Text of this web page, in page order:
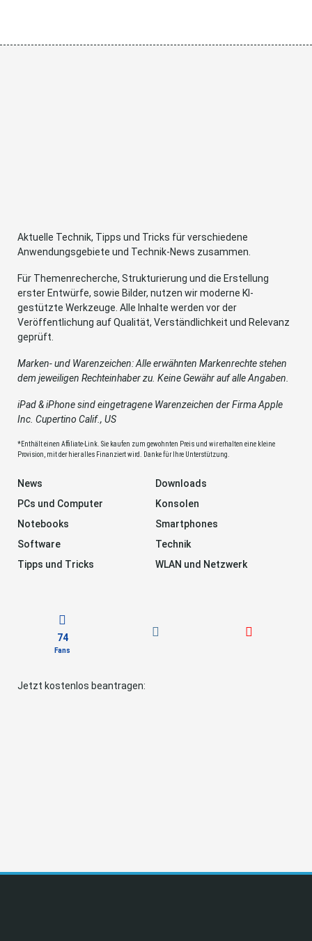
Aktuelle Technik, Tipps und Tricks für verschiedene
Anwendungsgebiete und Technik-News zusammen.
Für Themenrecherche, Strukturierung und die Erstellung
erster Entwürfe, sowie Bilder, nutzen wir moderne KI-
gestützte Werkzeuge. Alle Inhalte werden vor der
Veröffentlichung auf Qualität, Verständlichkeit und Relevanz
geprüft.
Marken- und Warenzeichen: Alle erwähnten Markenrechte stehen
dem jeweiligen Rechteinhaber zu. Keine Gewähr auf alle Angaben.
iPad & iPhone sind eingetragene Warenzeichen der Firma Apple
Inc. Cupertino Calif., US
*Enthält einen Affiliate-Link. Sie kaufen zum gewohnten Preis und wir erhalten eine kleine
Provision, mit der hier alles Finanziert wird. Danke für Ihre Unterstützung.
News
Downloads
PCs und Computer
Konsolen
Notebooks
Smartphones
Software
Technik
Tipps und Tricks
WLAN und Netzwerk
74
Fans
Jetzt kostenlos beantragen: